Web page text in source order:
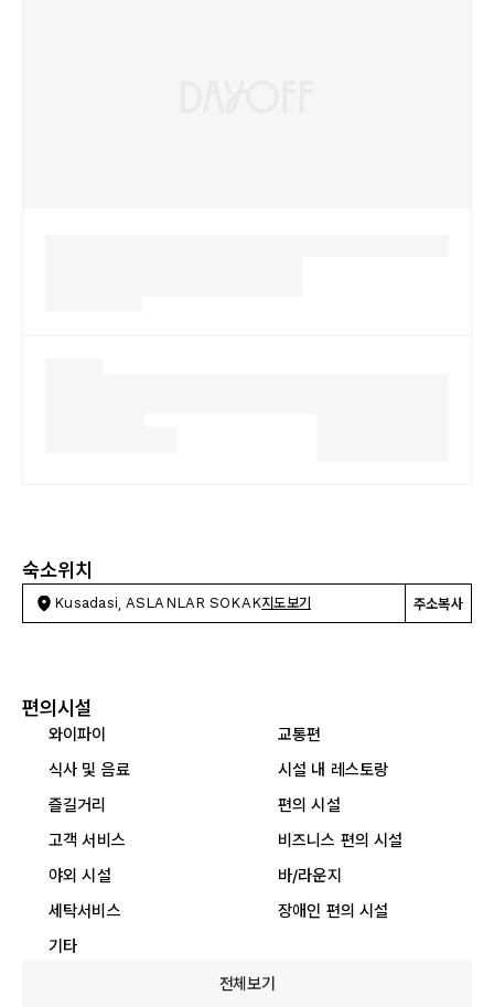
숙소위치
Kusadasi, ASLANLAR SOKAK지도보기 주소복사
편의시설
와이파이
교통편
식사 및 음료
시설 내 레스토랑
즐길거리
편의 시설
고객 서비스
비즈니스 편의 시설
야외 시설
바/라운지
세탁서비스
장애인 편의 시설
기타
전체보기